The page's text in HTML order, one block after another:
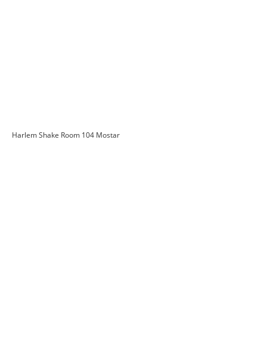
Harlem Shake Room 104 Mostar